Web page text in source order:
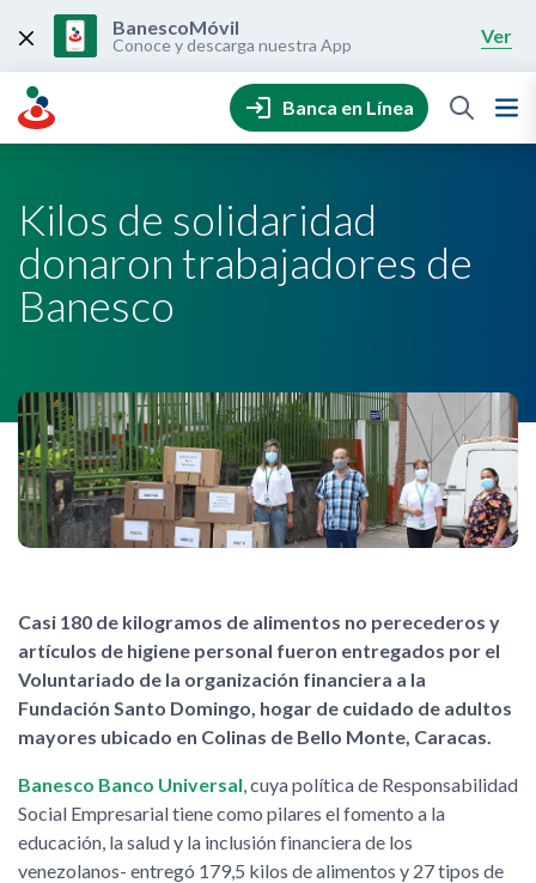
content
BanescoMóvil
Conoce y descarga nuestra App Ver
Banca en Línea
Kilos de solidaridad
donaron trabajadores de
Banesco
Casi 180 de kilogramos de alimentos no perecederos y
artículos de higiene personal fueron entregados por el
Voluntariado de la organización financiera a la
Fundación Santo Domingo, hogar de cuidado de adultos
mayores ubicado en Colinas de Bello Monte, Caracas.
Banesco Banco Universal , cuya política de Responsabilidad
Social Empresarial tiene como pilares el fomento a la
educación, la salud y la inclusión financiera de los
venezolanos- entregó 179,5 kilos de alimentos y 27 tipos de